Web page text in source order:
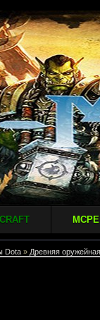
MCPE
Dota » Древняя оружейная